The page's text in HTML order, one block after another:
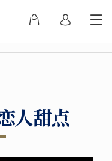
人甜点